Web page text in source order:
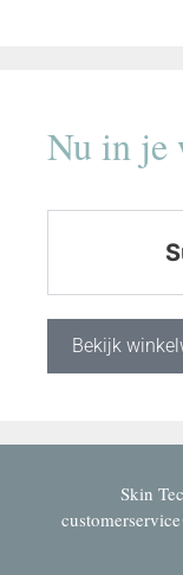
Nu in je
Bekijk
Skin